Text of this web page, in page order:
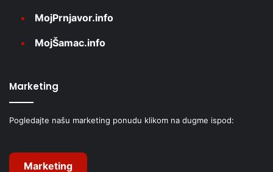
MojPrnjavor.info
MojŠamac.info
Marketing
Pogledajte našu marketing ponudu klikom na dugme ispod:
Marketing